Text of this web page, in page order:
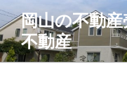
コ
ン
テ
ン
岡山の不動
不動産